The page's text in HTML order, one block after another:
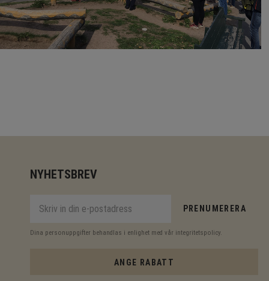
NYHETSBREV
PRENUMERERA
Dina personuppgifter behandlas i enlighet med vår integritetspolicy.
ANGE RABATT